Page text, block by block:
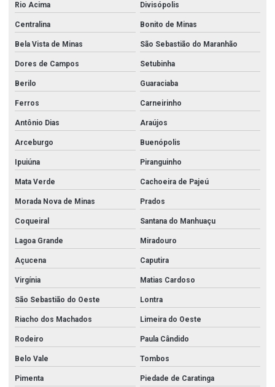
Rio Acima Divisópolis
Centralina Bonito de Minas
Bela Vista de Minas São Sebastião do Maranhão
Dores de Campos Setubinha
Berilo Guaraciaba
Ferros Carneirinho
Antônio Dias Araújos
Arceburgo Buenópolis
Ipuiúna Piranguinho
Mata Verde Cachoeira de Pajeú
Morada Nova de Minas Prados
Coqueiral Santana do Manhuaçu
Lagoa Grande Miradouro
Açucena Caputira
Virgínia Matias Cardoso
São Sebastião do Oeste Lontra
Riacho dos Machados Limeira do Oeste
Rodeiro Paula Cândido
Belo Vale Tombos
Pimenta Piedade de Caratinga